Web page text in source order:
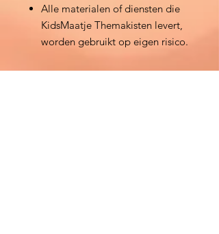
Alle materialen of diensten die
KidsMaatje Themakisten levert,
worden gebruikt op eigen risico.